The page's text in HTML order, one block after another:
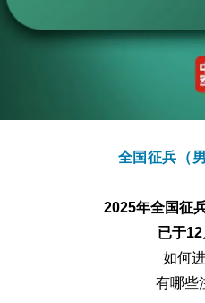
全国征兵（
2025年全国征
已于
如何
有哪些